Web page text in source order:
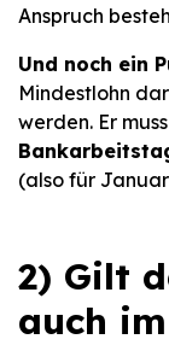
Anspruch
Und noch ein
Mindestlohn
werden. Er muss
(also für
2) Gilt
auch